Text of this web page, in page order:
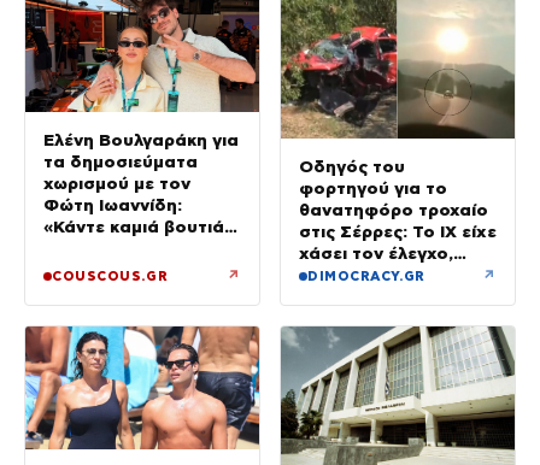
Ελένη Βουλγαράκη για
τα δημοσιεύματα
χωρισμού με τον
Φώτη Ιωαννίδη:
«Κάντε καμιά βουτιά
δροσιστείτε»
COUSCOUS.GR ↗
Οδηγός του
φορτηγού για το
θανατηφόρο τροχαίο
στις Σέρρες: Το ΙΧ είχε
χάσει τον έλεγχο,
έφυγε στο αντίθετο
DIMOCRACY.GR ↗